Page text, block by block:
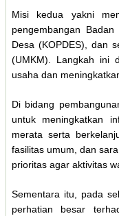
Misi kedua yakni
pengembangan
Desa (KOPDES), dan
(UMKM). Langkah ini
usaha dan
Di bidang
untuk meningkatkan
merata serta
fasilitas umum, dan
prioritas agar aktivitas
Sementara itu, pada
perhatian besar